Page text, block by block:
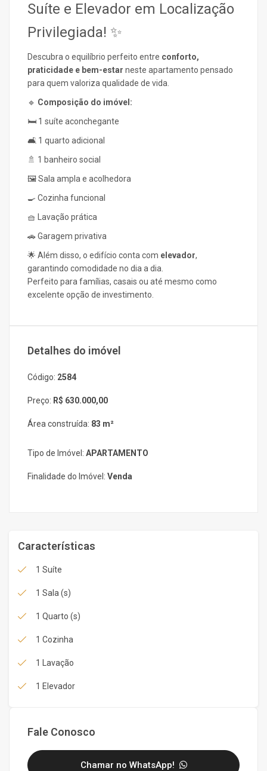
Suíte e Elevador em Localização
Privilegiada! ✨
Descubra o equilíbrio perfeito entre conforto,
praticidade e bem-estar neste apartamento pensado
para quem valoriza qualidade de vida.
🔹 Composição do imóvel:
🛏️ 1 suíte aconchegante
🛋️ 1 quarto adicional
🚿 1 banheiro social
🖼️ Sala ampla e acolhedora
🍳 Cozinha funcional
🧺 Lavação prática
🚗 Garagem privativa
🌟 Além disso, o edifício conta com elevador,
garantindo comodidade no dia a dia.
Perfeito para famílias, casais ou até mesmo como
excelente opção de investimento.
Detalhes do imóvel
Código: 2584
Preço: R$ 630.000,00
Área construída: 83 m²
Tipo de Imóvel: APARTAMENTO
Finalidade do Imóvel: Venda
Características
1 Suíte
1 Sala (s)
1 Quarto (s)
1 Cozinha
1 Lavação
1 Elevador
Fale Conosco
Chamar no WhatsApp!